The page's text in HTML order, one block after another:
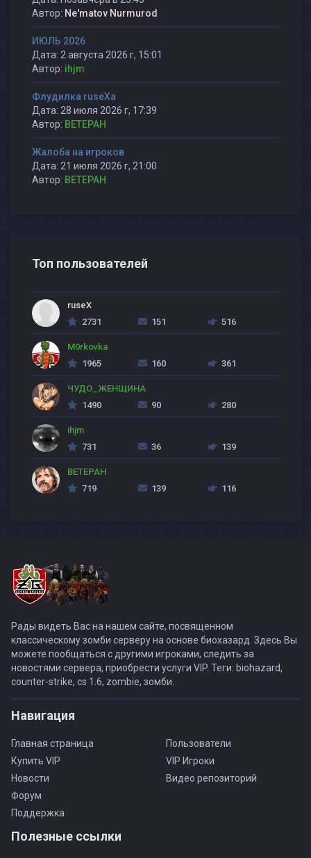
Автор: Ne'matov Nurmurod
ИЮЛЬ 2026
Дата: 2 августа 2026 г, 15:01
Автор: ihjm
Флудилка ruseXа
Дата: 28 июля 2026 г, 17:39
Автор: BETEPAH
Жалоба на игроков
Дата: 21 июля 2026 г, 21:00
Автор: BETEPAH
Топ пользователей
ruseX
2731
151 516
M0rkovka
1965
160 361
ЧУДО_ЖЕНЩИНА
1490
90 280
ihjm
731
36 139
BETEPAH
719
139 116
Рады видеть Вас на нашем сайте, посвященном
классическому зомби серверу на основе биохазард. Здесь Вы
можете пообщаться с другими игроками, следить за
новостями сервера, приобрести услуги VIP. Теги: biohazard,
counter-strike, cs 1.6, zombie, зомби.
Навигация
Главная страница
Купить VIP
Новости
Форум
Поддержка
Пользователи
VIP Игроки
Видео репозиторий
Полезные ссылки